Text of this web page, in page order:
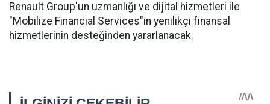
Renault Group'un uzmanlığı ve dijital hizmetleri ile
"Mobilize Financial Services"in yenilikçi finansal
hizmetlerinin desteğinden yararlanacak.